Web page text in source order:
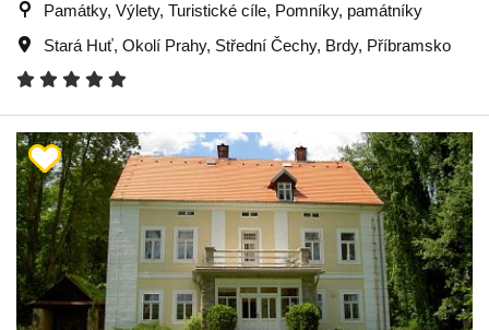
Památky, Výlety, Turistické cíle, Pomníky, památníky
Stará Huť, Okolí Prahy, Střední Čechy, Brdy, Příbramsko